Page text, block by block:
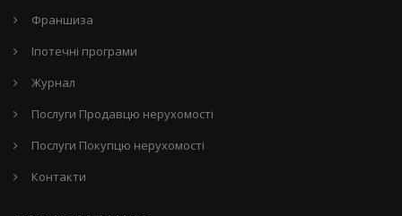
Франшиза
Іпотечні програми
Журнал
Послуги Продавцю нерухомості
Послуги Покупцю нерухомості
Контакти